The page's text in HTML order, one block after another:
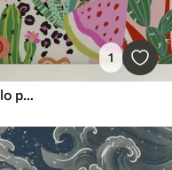
1
Estampado floral abstracto de estilo pop art